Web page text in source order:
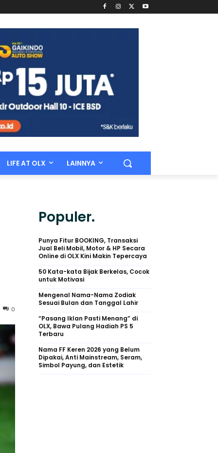
LIFE AT OLX LAINNYA
0
Populer.
Punya Fitur BOOKING, Transaksi
Jual Beli Mobil, Motor & HP Secara
Online di OLX Kini Makin Tepercaya
50 Kata-kata Bijak Berkelas, Cocok
untuk Motivasi
Mengenal Nama-Nama Zodiak
Sesuai Bulan dan Tanggal Lahir
“Pasang Iklan Pasti Menang” di
OLX, Bawa Pulang Hadiah PS 5
Terbaru
Nama FF Keren 2026 yang Belum
Dipakai, Anti Mainstream, Seram,
Simbol Payung, dan Estetik